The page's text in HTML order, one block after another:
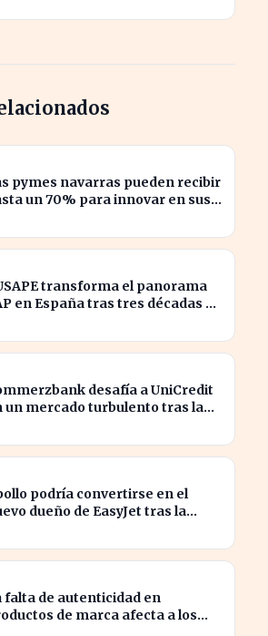
pymes navarras pueden recibir
un 70% para innovar en sus
transforma el panorama
en España tras tres décadas de
desafía a UniCredit
un mercado turbulento tras la
podría convertirse en el
dueño de EasyJet tras la
falta de autenticidad en
de marca afecta a los